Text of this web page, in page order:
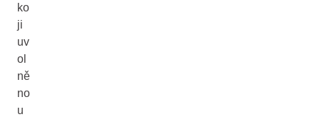
ko
ji
uv
ol
ně
no
u